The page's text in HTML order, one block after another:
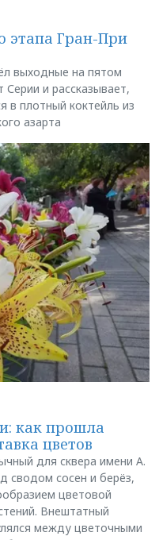
этапа Гран-При
выходные на пятом
и рассказывает,
в плотный коктейль из
азарта
как прошла
цветов
для сквера имени А.
сводом сосен и берёз,
цветовой
Внештатный
между цветочными